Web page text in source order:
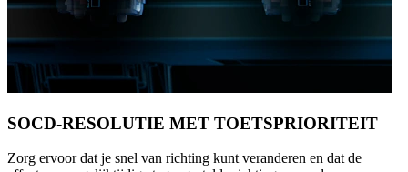
SOCD-RESOLUTIE MET TOETSPRIORITEIT
Zorg ervoor dat je snel van richting kunt veranderen en dat de